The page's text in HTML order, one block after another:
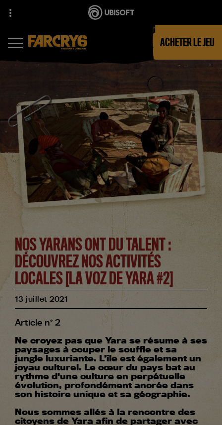
ACHETER LE JEU
13 juillet 2021
NOS YARANS ONT DU TALENT :
DÉCOUVREZ NOS ACTIVITÉS
LOCALES [LA VOZ DE YARA #2]
Article n° 2
Ne croyez pas que Yara se résume à ses
paysages à couper le souffle et sa
jungle luxuriante. L’île est également un
joyau culturel. Le cœur du pays bat au
rythme d'une culture en perpétuelle
évolution, profondément ancrée dans
son histoire unique et sa géographie.
Nous sommes allés à la rencontre des
citoyens de Yara afin de partager avec